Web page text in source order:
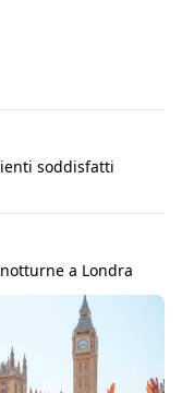
soddisfatti
a Londra